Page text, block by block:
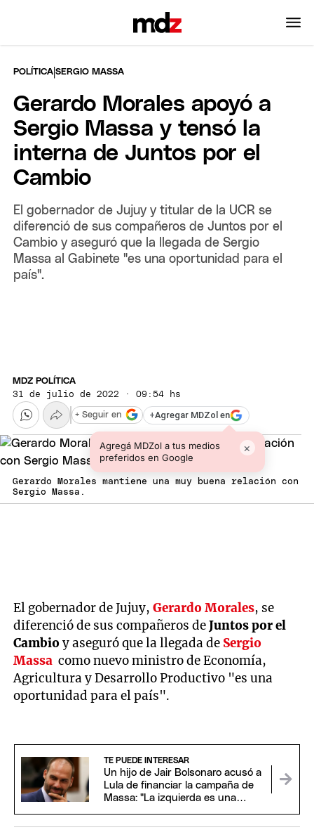
POLÍTICA |SERGIO MASSA
Gerardo Morales apoyó a
Sergio Massa y tensó la
interna de Juntos por el
Cambio
El gobernador de Jujuy y titular de la UCR se
diferenció de sus compañeros de Juntos por el
Cambio y aseguró que la llegada de Sergio
Massa al Gabinete "es una oportunidad para el
país".
MDZ POLÍTICA
31 de julio de 2022 · 09:54 hs
+Agregar MDZol en
Agregá MDZol a tus medios
preferidos en Google
×
+ Seguir en
Gerardo Morales mantiene una muy buena relación con
Sergio Massa.
El gobernador de Jujuy,Gerardo Morales, se
diferenció de sus compañeros deJuntos por el
Cambioy aseguró que la llegada de Sergio
Massa como nuevo ministro de Economía,
Agricultura y Desarrollo Productivo "es una
oportunidad para el país".
TE PUEDE INTERESAR
Un hijo de Jair Bolsonaro acusó a
Lula de financiar la campaña de
Massa: "La izquierda es una